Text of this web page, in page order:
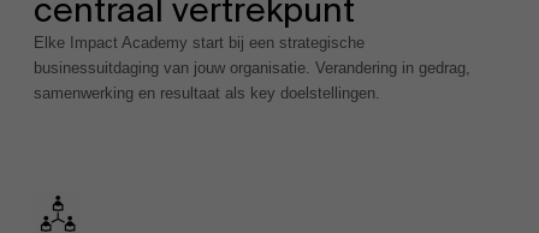
centraal vertrekpunt
Elke Impact Academy start bij een strategische
businessuitdaging van jouw organisatie. Verandering in gedrag,
samenwerking en resultaat als key doelstellingen.